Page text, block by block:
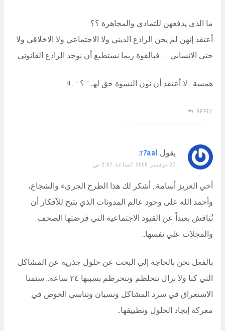
ما الذي يدفعهن للتمادي والمجاهرة ؟؟
أعتقد إنهن لم يجن الرادع الديني ولا الاجتماعي ولا الاخلاقي ولا
حتى الانساني … فبالقوة ربما نستطيع أن نوجد الرادع القانوني
همسة : لا أعتقد أن نون النسوة حق لهـ ” ؟ ” ..!!
REPLY
يقول r7aal
:
27 نوفمبر 2008 الساعة 2:07 ص
أخي العزيز أسامة.. أشكر لك هذا الطرح الجريء والشجاع،
وأحمد الله على وجود عالم المدونات الذي يتيح للآفكار أن
تُناقش بعيداً عن القيود الاجتماعية التي فرضتها الصحف
والمجلات علي نفسها..
بالفعل نحن بالحاجة إلي البحث عن حلول جذرية عن المشاكل
التي كنا ولا نزال نتحلطم ونتحرطم بسببها ٢٤ ساعة.. سئمنا
الاستغراق في سرد المشاكل ونسيان وتناسي الخوض في
معركة إيجاد الحلول وتطبيقها..